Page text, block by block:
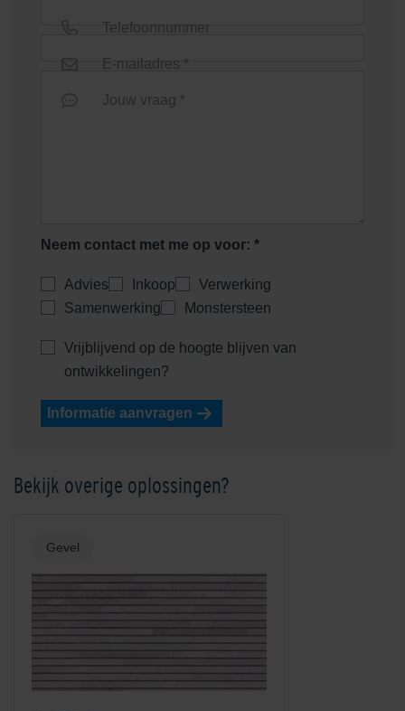
Shaded Saffron/Orange
Telefoonnummer
E-mailadres *
Jouw vraag *
Neem contact met me op voor: *
Advies Inkoop
Verwerking
Samenwerking
Monstersteen
Vrijblijvend op de hoogte blijven van
ontwikkelingen?
Informatie aanvragen
Bekijk overige oplossingen?
Gevel